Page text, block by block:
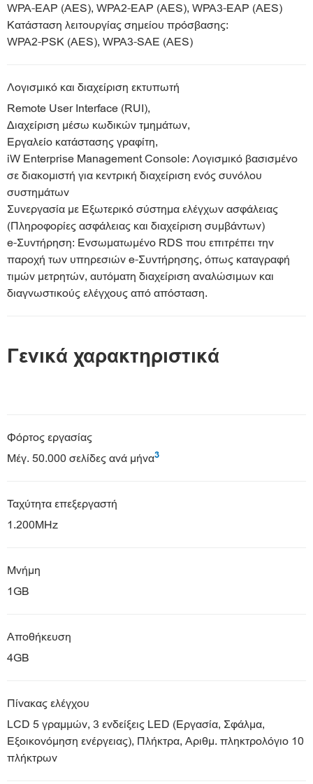
WPA-EAP (AES), WPA2-EAP (AES), WPA3-EAP (AES)
Κατάσταση λειτουργίας σημείου πρόσβασης:
WPA2-PSK (AES), WPA3-SAE (AES)
Λογισμικό και διαχείριση εκτυπωτή
Remote User Interface (RUI),
Διαχείριση μέσω κωδικών τμημάτων,
Εργαλείο κατάστασης γραφίτη,
iW Enterprise Management Console: Λογισμικό βασισμένο
σε διακομιστή για κεντρική διαχείριση ενός συνόλου
συστημάτων
Συνεργασία με Εξωτερικό σύστημα ελέγχων ασφάλειας
(Πληροφορίες ασφάλειας και διαχείριση συμβάντων)
e-Συντήρηση: Ενσωματωμένο RDS που επιτρέπει την
παροχή των υπηρεσιών e-Συντήρησης, όπως καταγραφή
τιμών μετρητών, αυτόματη διαχείριση αναλώσιμων και
διαγνωστικούς ελέγχους από απόσταση.
Γενικά χαρακτηριστικά
Φόρτος εργασίας
Μέγ. 50.000 σελίδες ανά μήνα3
Ταχύτητα επεξεργαστή
1.200MHz
Μνήμη
1GB
Αποθήκευση
4GB
Πίνακας ελέγχου
LCD 5 γραμμών, 3 ενδείξεις LED (Εργασία, Σφάλμα,
Εξοικονόμηση ενέργειας), Πλήκτρα, Αριθμ. πληκτρολόγιο 10
πλήκτρων